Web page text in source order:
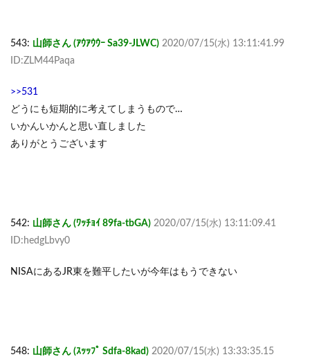
543: 山師さん (ｱｳｱｳｳｰ Sa39-JLWC) 2020/07/15(水) 13:11:41.99
ID:ZLM44Paqa
>>531
どうにも短期的に考えてしまうもので…
いかんいかんと思い直しました
ありがとうございます
542: 山師さん (ﾜｯﾁｮｲ 89fa-tbGA) 2020/07/15(水) 13:11:09.41
ID:hedgLbvy0
NISAにあるJR東を難平したいが今年はもうできない
548: 山師さん (ｽｯｯﾌﾟ Sdfa-8kad) 2020/07/15(水) 13:33:35.15